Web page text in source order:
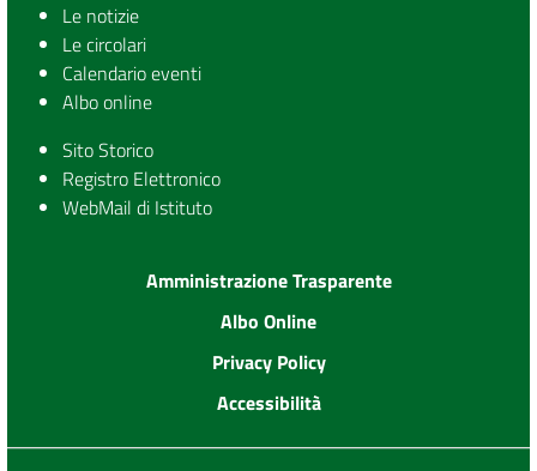
Le notizie
Le circolari
Calendario eventi
Albo online
Sito Storico
Registro Elettronico
WebMail di Istituto
Amministrazione Trasparente
Albo Online
Privacy Policy
Accessibilità